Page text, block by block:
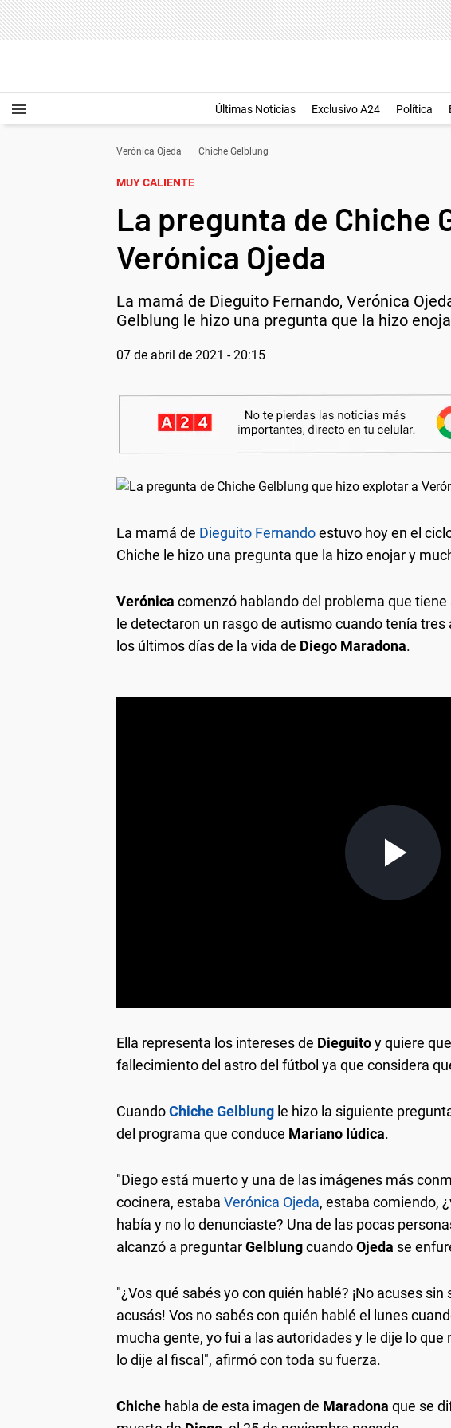
Últimas Noticias Exclusivo A24 Política
Verónica Ojeda Chiche Gelblung
MUY CALIENTE
La pregunta de Chiche
Verónica Ojeda
La mamá de Dieguito Fernando, Verónica
Gelblung le hizo una pregunta que la hizo
07 de abril de 2021 - 20:15
La mamá de Dieguito Fernandoestuvo hoy en el
Chiche le hizo una pregunta que la hizo enojar y
Verónica comenzó hablando del problema que tiene
le detectaron un rasgo de autismo cuando tenía tres
los últimos días de la vida de Diego Maradona.
Ella representa los intereses de Dieguitoy quiere
fallecimiento del astro del fútbol ya que considera
CuandoChiche Gelblung le hizo la siguiente
del programa que conduce Mariano Iúdica.
"Diego está muerto y una de las imágenes más
cocinera, estaba Verónica Ojeda, estaba comiendo,
había y no lo denunciaste? Una de las pocas
alcanzó a preguntarGelblungcuandoOjeda se
"¿Vos qué sabés yo con quién hablé? ¡No acuses sin
acusás! Vos no sabés con quién hablé el lunes
mucha gente, yo fui a las autoridades y le dije lo
lo dije al fiscal", afirmó con toda su fuerza.
Chiche habla de esta imagen de Maradona que se